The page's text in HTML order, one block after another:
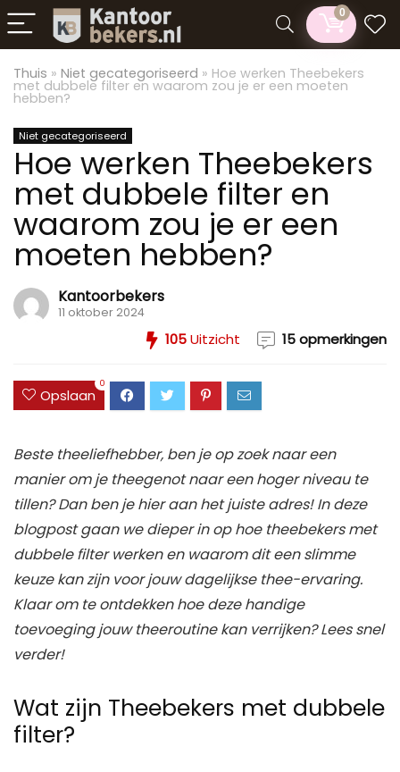
0
Thuis » Niet gecategoriseerd » Hoe werken Theebekers
met dubbele filter en waarom zou je er een moeten
hebben?
Niet gecategoriseerd
Hoe werken Theebekers
met dubbele filter en
waarom zou je er een
moeten hebben?
Kantoorbekers
11 oktober 2024
105Uitzicht 15 opmerkingen
Opslaan
0
Beste theeliefhebber, ben je op zoek naar een
manier om je theegenot naar een hoger niveau te
tillen? Dan ben je hier aan het juiste adres! In deze
blogpost gaan we dieper in op hoe theebekers met
dubbele filter werken en waarom dit een slimme
keuze kan zijn voor jouw dagelijkse thee-ervaring.
Klaar om te ontdekken hoe deze handige
toevoeging jouw theeroutine kan verrijken? Lees snel
verder!
Wat zijn Theebekers met dubbele
filter?